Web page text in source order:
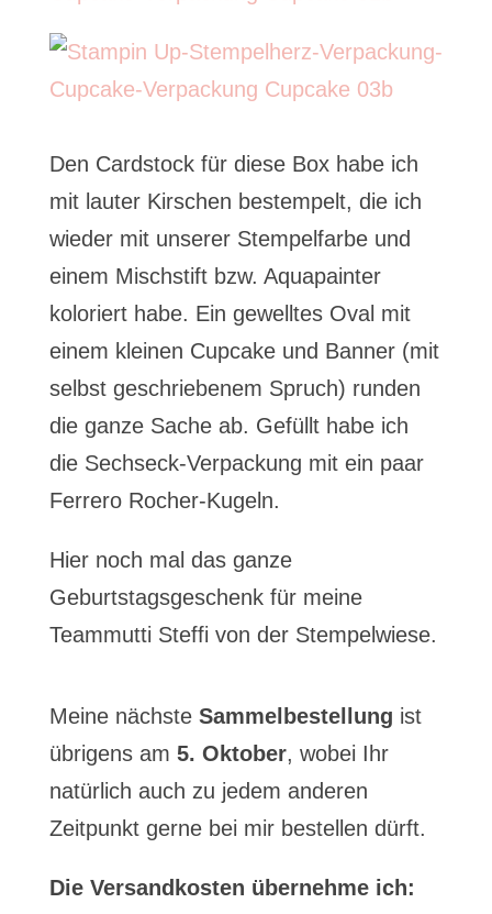
Den Cardstock für diese Box habe ich
mit lauter Kirschen bestempelt, die ich
wieder mit unserer Stempelfarbe und
einem Mischstift bzw. Aquapainter
koloriert habe. Ein gewelltes Oval mit
einem kleinen Cupcake und Banner (mit
selbst geschriebenem Spruch) runden
die ganze Sache ab. Gefüllt habe ich
die Sechseck-Verpackung mit ein paar
Ferrero Rocher-Kugeln.
Hier noch mal das ganze
Geburtstagsgeschenk für meine
Teammutti Steffi von der Stempelwiese.
Meine nächste Sammelbestellung ist
übrigens am 5. Oktober, wobei Ihr
natürlich auch zu jedem anderen
Zeitpunkt gerne bei mir bestellen dürft.
Die Versandkosten übernehme ich: